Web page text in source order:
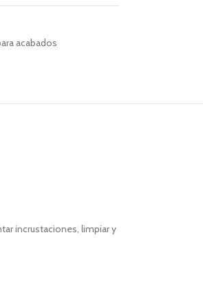
acabados
incrustaciones, limpiar y